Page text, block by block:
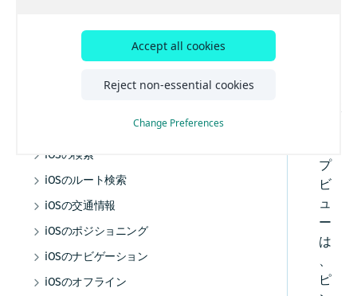
カスタムレイヤーのスタイルガイド
カスタムレイヤーのスタイルテクニック
リファレンス
カスタムレイヤーのスタイル式リファレ
レーンアシスタンスを取得する
車両前方の地図情報
トラックをナビゲートする
代替オプション
オフライン検索機能
オフラインのルート検索機能
デバッグとトラブルシューティング
よく寄せられる質問
事前定義されたマップフィーチャーを追加す
HERE Style Editorを使用してスタイルを作成
カスタムレイヤーを追加する
リファレンス
カスタムレイヤーのスタイル式リファレ
iOSの検索
検索を開始する
検索機能とジオコーディング機能
iOSのルート検索
ルート検索を開始する
UI ビルディング ブロックを追加する
ルート オプションを追加する
電気自動車のルートを取得する
iOSの交通情報
交通情報の使用を開始する
ルート上の交通状況を視覚化する
交通情報を更新する
iOSのポジショニング
ポジショニングの使用を開始する
ポジショニングを最適化する
iOSのナビゲーション
ナビゲーションの使用を開始する
iOSのオフライン
プ
ビ
ュ
ー
は
、
ピ
Accept all cookies
Reject non-essential cookies
Change Preferences